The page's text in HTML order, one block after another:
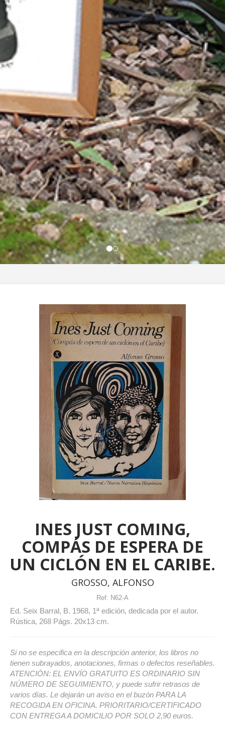
INES JUST COMING,
COMPÁS DE ESPERA DE
UN CICLÓN EN EL CARIBE.
GROSSO, ALFONSO
Ref: N62-A
Ed. Seix Barral, B. 1968, 1ª edición, dedicada por el autor.
Rústica, 268 Págs. 20x13 cm.
Si no se especifica en la descripción anterior, los libros no
tienen subrayados, anotaciones, firmas o defectos reseñables.
ATENCIÓN: EL ENVÍO GRATUITO ES ORDINARIO SIN
NÚMERO DE SEGUIMIENTO, y puede sufrir retrasos de
varios días. Le dejarán un aviso en el buzón PARA LA
RECOGIDA EN OFICINA. PRIORITARIO/CERTIFICADO
CON ENTREGA A DOMICILIO POR SOLO 2,90 euros.